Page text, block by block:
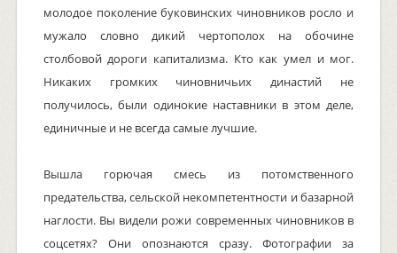
молодое поколение буковинских чиновников росло и
мужало словно дикий чертополох на обочине
столбовой дороги капитализма. Кто как умел и мог.
Никаких громких чиновничьих династий не
получилось, были одинокие наставники в этом деле,
единичные и не всегда самые лучшие.
Вышла горючая смесь из потомственного
предательства, сельской некомпетентности и базарной
наглости. Вы видели рожи современных чиновников в
соцсетях? Они опознаются сразу. Фотографии за